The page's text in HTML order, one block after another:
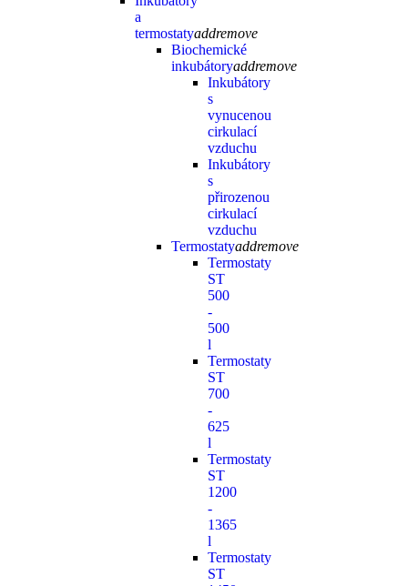
a
termostatyaddremove
Biochemické
inkubátoryaddremove
Inkubátory
s
vynucenou
cirkulací
vzduchu
Inkubátory
s
přirozenou
cirkulací
vzduchu
Termostatyaddremove
Termostaty
ST
500
-
500
l
Termostaty
ST
700
-
625
l
Termostaty
ST
1200
-
1365
l
Termostaty
ST